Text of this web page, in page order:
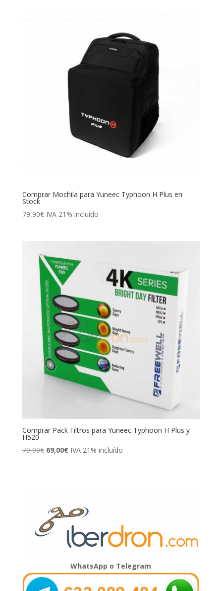
Comprar Mochila para Yuneec Typhoon H Plus en
Stock
79,90€ IVA 21% incluído
Comprar Pack Filtros para Yuneec Typhoon H Plus y
H520
79,90€ El
69,00€ElIVA 21% incluído
WhatsApp o Telegram